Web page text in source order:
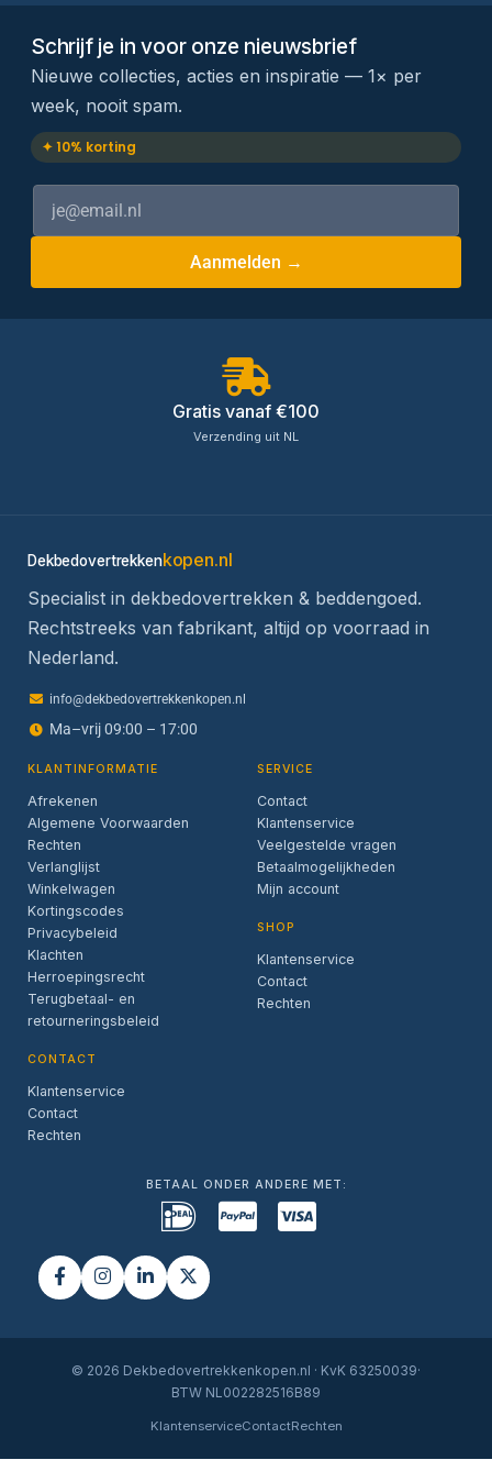
Schrijf je in voor onze nieuwsbrief
Nieuwe collecties, acties en inspiratie — 1× per
week, nooit spam.
✦ 10% korting
Aanmelden →
Gratis vanaf €100
Verzending uit NL
Dekbedovertrekkenkopen.nl
Specialist in dekbedovertrekken & beddengoed.
Rechtstreeks van fabrikant, altijd op voorraad in
Nederland.
info@dekbedovertrekkenkopen.nl
Ma–vrij 09:00 – 17:00
KLANTINFORMATIE
Afrekenen
Algemene Voorwaarden
Rechten
Verlanglijst
Winkelwagen
Kortingscodes
Privacybeleid
Klachten
Herroepingsrecht
Terugbetaal- en
retourneringsbeleid
CONTACT
Klantenservice
Contact
Rechten
SERVICE
Contact
Klantenservice
Veelgestelde vragen
Betaalmogelijkheden
Mijn account
SHOP
Klantenservice
Contact
Rechten
BETAAL ONDER ANDERE MET:
© 2026 Dekbedovertrekkenkopen.nl · KvK 63250039·
BTW NL002282516B89
KlantenserviceContactRechten